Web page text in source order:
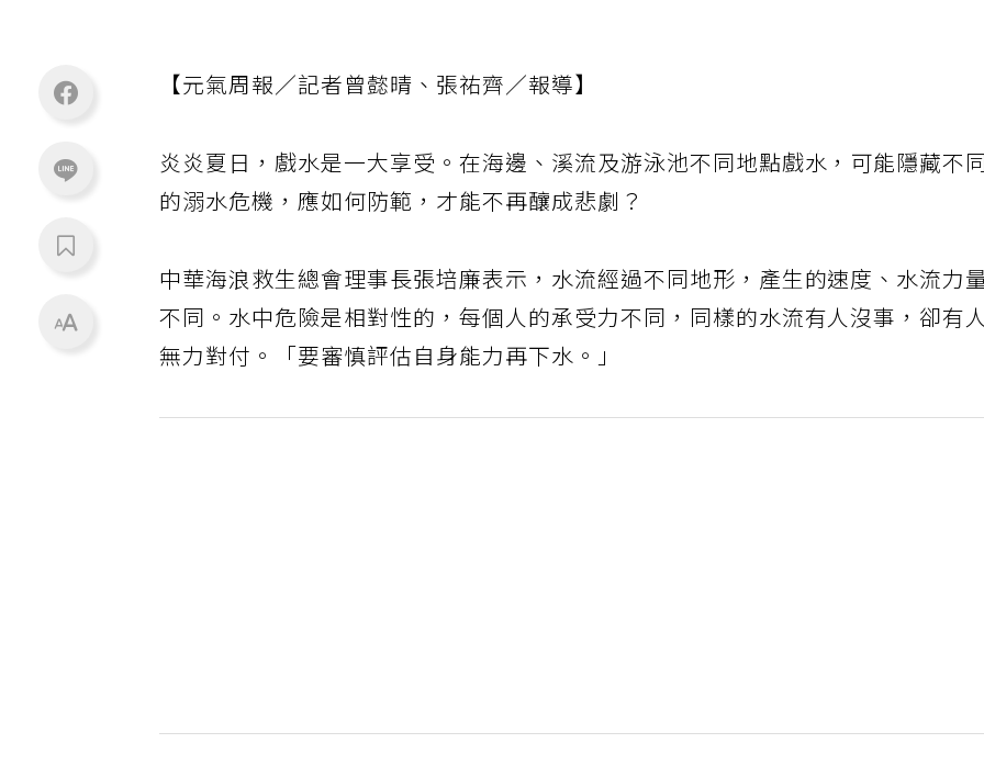
【元氣周報／記者曾懿晴、張祐齊／報導】
炎炎夏日，戲水是一大享受。在海邊、溪流及游泳池不同地點戲水，可能隱藏不
的溺水危機，應如何防範，才能不再釀成悲劇？
中華海浪救生總會理事長張培廉表示，水流經過不同地形，產生的速度、水流力
不同。水中危險是相對性的，每個人的承受力不同，同樣的水流有人沒事，卻有
無力對付。「要審慎評估自身能力再下水。」